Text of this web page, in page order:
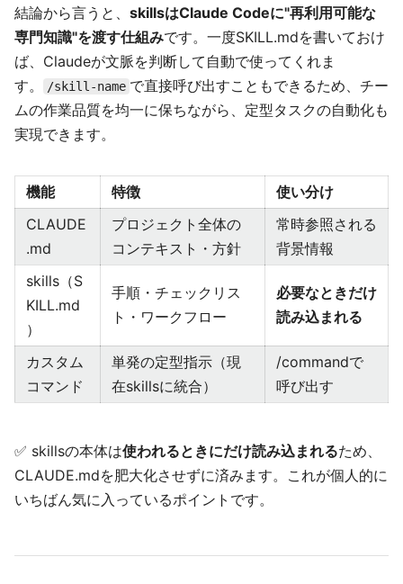
結論から言うと、 skillsはClaude Codeに"再利用可能な
専門知識"を渡す仕組みです。一度SKILL.mdを書いておけ
ば、Claudeが文脈を判断して自動で使ってくれま
す。
/skill-name で直接呼び出すこともできるため、チー
ムの作業品質を均一に保ちながら、定型タスクの自動化も
実現できます。
機能 特徴
使い分け
CLAUDE
.md
プロジェクト全体の
コンテキスト・方針
常時参照される
背景情報
skills（S
KILL.md
）
手順・チェックリス
ト・ワークフロー
必要なときだけ
読み込まれる
カスタム
コマンド
単発の定型指示（現
在skillsに統合）
/commandで
呼び出す
✅ skillsの本体は使われるときにだけ読み込まれるため、
CLAUDE.mdを肥大化させずに済みます。これが個人的に
いちばん気に入っているポイントです。